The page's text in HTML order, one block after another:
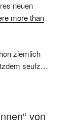
neuen
more than
ziemlich
seufz…
von